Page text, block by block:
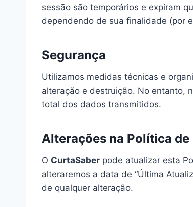
sessão são temporários e expiram
dependendo de sua finalidade (por
Segurança
Utilizamos medidas técnicas e
alteração e destruição. No entanto,
total dos dados transmitidos.
Alterações na Política de
O CurtaSaber pode atualizar esta
alteraremos a data de “Última
de qualquer alteração.